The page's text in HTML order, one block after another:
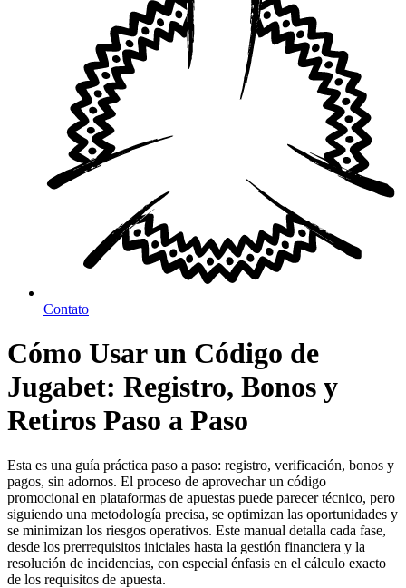
Contato
Cómo Usar un Código de
Jugabet: Registro, Bonos y
Retiros Paso a Paso
Esta es una guía práctica paso a paso: registro, verificación, bonos y
pagos, sin adornos. El proceso de aprovechar un código
promocional en plataformas de apuestas puede parecer técnico, pero
siguiendo una metodología precisa, se optimizan las oportunidades y
se minimizan los riesgos operativos. Este manual detalla cada fase,
desde los prerrequisitos iniciales hasta la gestión financiera y la
resolución de incidencias, con especial énfasis en el cálculo exacto
de los requisitos de apuesta.